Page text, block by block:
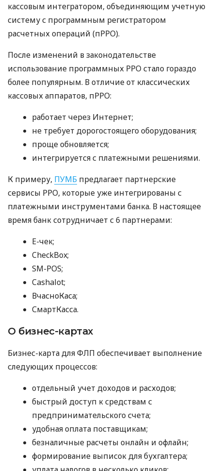
кассовым интегратором, объединяющим учетную
систему с программным регистратором
расчетных операций (пРРО).
После изменений в законодательстве
использование программных РРО стало гораздо
более популярным. В отличие от классических
кассовых аппаратов, пРРО:
работает через Интернет;
не требует дорогостоящего оборудования;
проще обновляется;
интегрируется с платежными решениями.
К примеру, ПУМБ предлагает партнерские
сервисы РРО, которые уже интегрированы с
платежными инструментами банка. В настоящее
время банк сотрудничает с 6 партнерами:
E-чек;
CheckBox;
SM-POS;
Cashalot;
ВчасноКаса;
СмартКасса.
О бизнес-картах
Бизнес-карта для ФЛП обеспечивает выполнение
следующих процессов:
отдельный учет доходов и расходов;
быстрый доступ к средствам с
предпринимательского счета;
удобная оплата поставщикам;
безналичные расчеты онлайн и офлайн;
формирование выписок для бухгалтера;